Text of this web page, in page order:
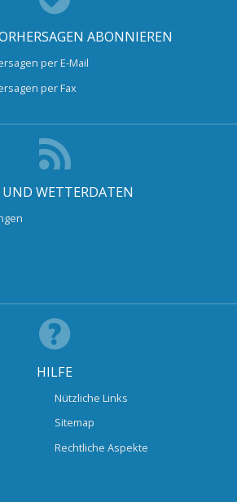
ABONNIEREN
per E-Mail
per Fax
UND WETTERDATEN
HILFE
Nützliche Links
Sitemap
Rechtliche Aspekte